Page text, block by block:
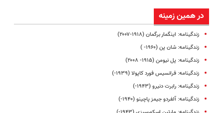
در همین زمینه
زندگینامه: اینگمار برگمان (۱۹۱۸-۲۰۰۷)
زندگینامه: شان پن (۱۹۶۰- )
زندگینامه: پل نیومن (۱۹۱۵- ۲۰۰۸)
زندگینامه: فرانسیس فورد کاپولا (۱۹۳۹-)
زندگینامه: رابرت دنیرو (۱۹۴۳-)
زندگینامه: آلفردو جیمز پاچینو (۱۹۴۰-)